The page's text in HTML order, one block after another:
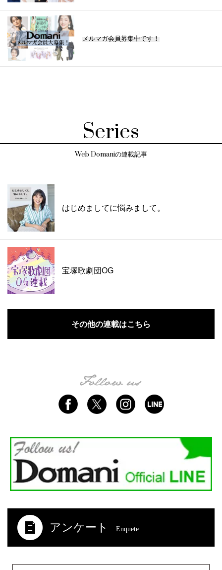
メルマガ会員募集中です！
Series
Web Domaniの連載記事
はじめましてに悩みまして。
宝塚歌劇団OG
その他の連載はこちら
アンケート Enquete